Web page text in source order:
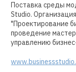
Поставка среды
Studio.
"Проектирование
проведение
управлению